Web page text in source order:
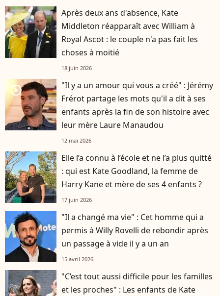
Après deux ans d'absence, Kate
Middleton réapparaît avec William à
Royal Ascot : le couple n'a pas fait les
choses à moitié
18 juin 2026
player2
"Il y a un amour qui vous a créé" : Jérémy
Frérot partage les mots qu'il a dit à ses
enfants après la fin de son histoire avec
leur mère Laure Manaudou
12 mai 2026
Elle l’a connu à l’école et ne l’a plus quitté
: qui est Kate Goodland, la femme de
Harry Kane et mère de ses 4 enfants ?
17 juin 2026
"Il a changé ma vie" : Cet homme qui a
permis à Willy Rovelli de rebondir après
un passage à vide il y a un an
15 avril 2026
"C’est tout aussi difficile pour les familles
et les proches" : Les enfants de Kate